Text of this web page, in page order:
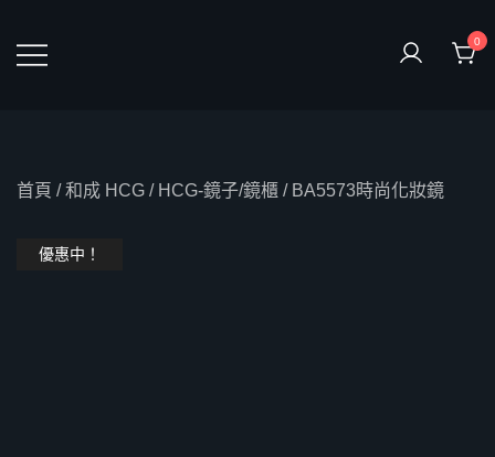
content
0
首頁 /和成 HCG / HCG-鏡子/鏡櫃 / BA5573時尚化妝鏡
優惠中！